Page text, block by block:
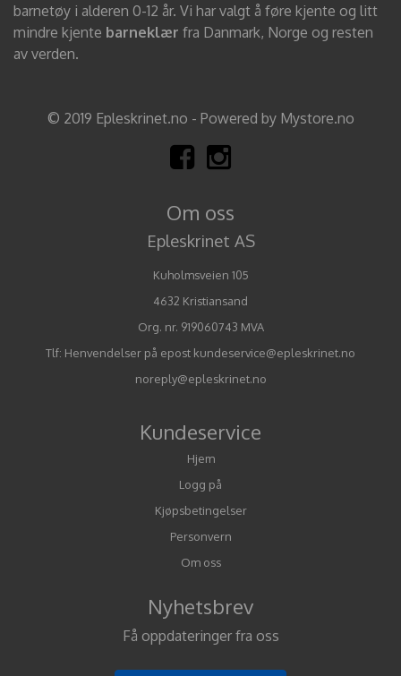
barnetøy i alderen 0-12 år. Vi har valgt å føre kjente og litt
mindre kjente barneklær fra Danmark, Norge og resten
av verden.
© 2019 Epleskrinet.no - Powered by Mystore.no
Om oss
Epleskrinet AS
Kuholmsveien 105
4632 Kristiansand
Org. nr. 919060743 MVA
Tlf: Henvendelser på epost kundeservice@epleskrinet.no
noreply@epleskrinet.no
Kundeservice
Hjem
Logg på
Kjøpsbetingelser
Personvern
Om oss
Nyhetsbrev
Få oppdateringer fra oss